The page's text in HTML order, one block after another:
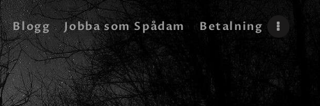
Blogg Jobba som Spådam Betalning